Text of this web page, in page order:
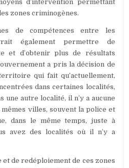
d’intervention permettant
zones criminogènes.
de compétences entre les
également permettre de
et d’obtenir plus de résultats
a pris la décision de
qui fait qu’actuellement,
dans certaines localités,
une autre localité, il n’y a aucune
mêmes villes, souvent la police et
dans le même temps, juste à
avez des localités où il n’y a
et de redéploiement de ces zones